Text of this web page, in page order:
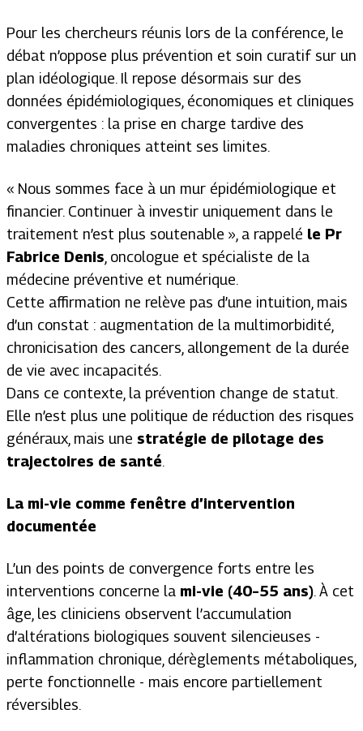
Pour les chercheurs réunis lors de la conférence, le
débat n’oppose plus prévention et soin curatif sur un
plan idéologique. Il repose désormais sur des
données épidémiologiques, économiques et cliniques
convergentes : la prise en charge tardive des
maladies chroniques atteint ses limites.
« Nous sommes face à un mur épidémiologique et
financier. Continuer à investir uniquement dans le
traitement n’est plus soutenable », a rappelé le Pr
Fabrice Denis , oncologue et spécialiste de la
médecine préventive et numérique.
Cette affirmation ne relève pas d’une intuition, mais
d’un constat : augmentation de la multimorbidité,
chronicisation des cancers, allongement de la durée
de vie avec incapacités.
Dans ce contexte, la prévention change de statut.
Elle n’est plus une politique de réduction des risques
généraux, mais une stratégie de pilotage des
trajectoires de santé.
La mi-vie comme fenêtre d’intervention
documentée
L’un des points de convergence forts entre les
interventions concerne la mi-vie (40–55 ans). À cet
âge, les cliniciens observent l’accumulation
d’altérations biologiques souvent silencieuses -
inflammation chronique, dérèglements métaboliques,
perte fonctionnelle - mais encore partiellement
réversibles.